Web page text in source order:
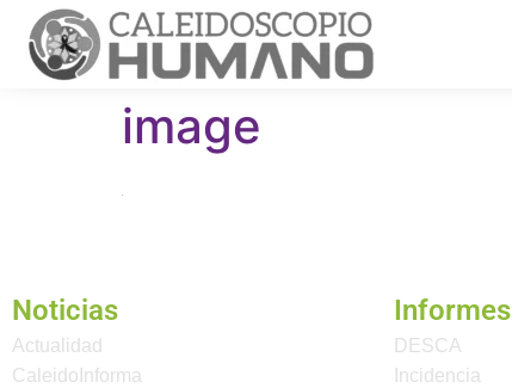
image
Noticias
Actualidad
CaleidoInforma
Informes
DESCA
Incidencia